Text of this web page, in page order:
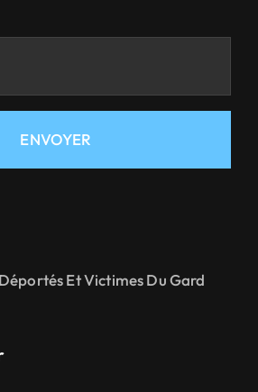
ENVOYER
Et Victimes Du Gard